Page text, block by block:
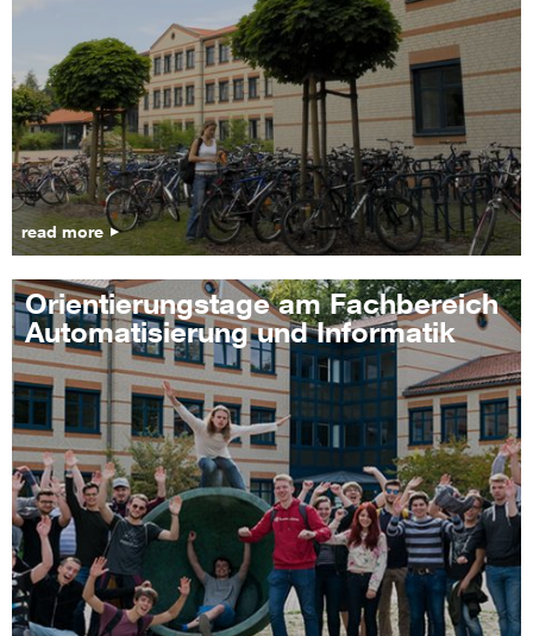
read more
Orientierungstage am Fachbereich
Automatisierung und Informatik